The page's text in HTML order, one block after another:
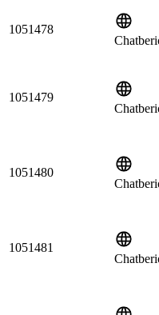
1051478
1051479
1051480
1051481